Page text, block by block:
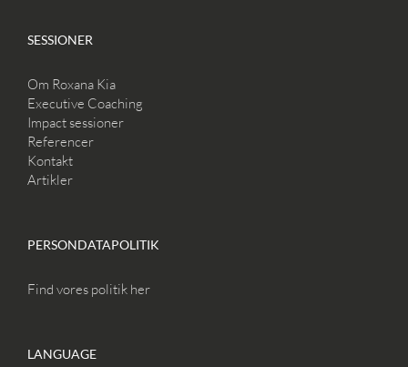
SESSIONER
Om Roxana Kia
Executive Coaching
Impact sessioner
Referencer
Kontakt
Artikler
PERSONDATAPOLITIK
Find vores politik her
LANGUAGE